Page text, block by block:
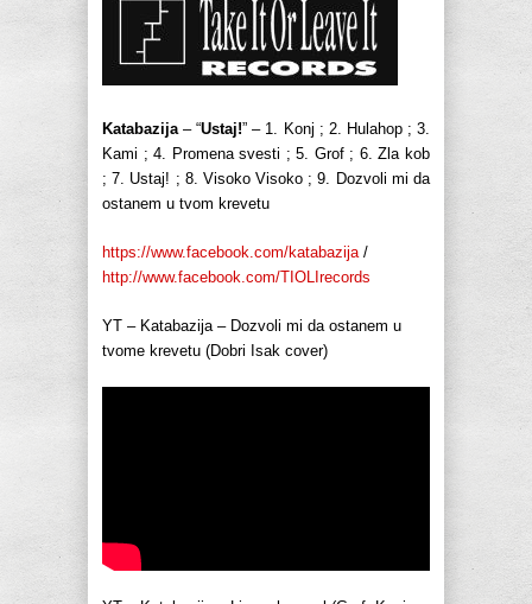
Katabazija– “Ustaj!” – 1. Konj ; 2. Hulahop ; 3.
Kami ; 4. Promena svesti ; 5. Grof ; 6. Zla kob
; 7. Ustaj! ; 8. Visoko Visoko ; 9. Dozvoli mi da
ostanem u tvom krevetu
https://www.facebook.com/katabazija/
http://www.facebook.com/TIOLIrecords
YT – Katabazija – Dozvoli mi da ostanem u
tvome krevetu (Dobri Isak cover)